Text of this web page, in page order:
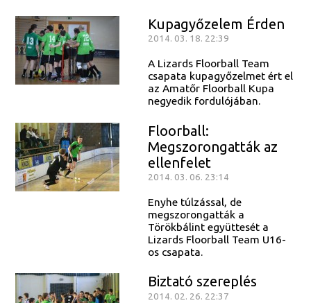
Kupagyőzelem Érden
2014. 03. 18. 22:39
A Lizards Floorball Team
csapata kupagyőzelmet ért el
az Amatőr Floorball Kupa
negyedik fordulójában.
Floorball:
Megszorongatták az
ellenfelet
2014. 03. 06. 23:14
Enyhe túlzással, de
megszorongatták a
Törökbálint együttesét a
Lizards Floorball Team U16-
os csapata.
Biztató szereplés
2014. 02. 26. 22:37